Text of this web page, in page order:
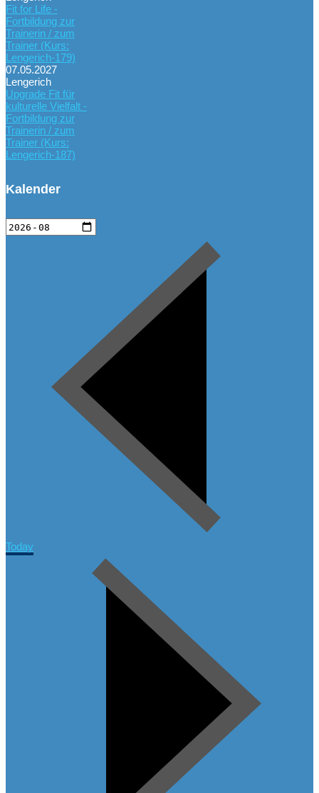
Fit for Life -
Fortbildung zur
Trainerin / zum
Trainer (Kurs:
Lengerich-179)
07.05.2027
Lengerich
Upgrade Fit für
kulturelle Vielfalt -
Fortbildung zur
Trainerin / zum
Trainer (Kurs:
Lengerich-187)
Kalender
Today